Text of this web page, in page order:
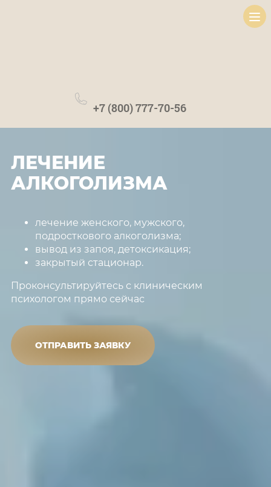
+7 (800) 777-70-56
Лечение алкоголизма
Программа
ЛЕЧЕНИЕ
АЛКОГОЛИЗМА
лечение женского, мужского,
подросткового алкоголизма;
вывод из запоя, детоксикация;
закрытый стационар.
Проконсультируйтесь с клиническим
психологом прямо сейчас
ОТПРАВИТЬ ЗАЯВКУ